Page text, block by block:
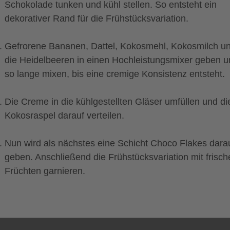
Schokolade tunken und kühl stellen. So entsteht ein
dekorativer Rand für die Frühstücksvariation.
Gefrorene Bananen, Dattel, Kokosmehl, Kokosmilch
die Heidelbeeren in einen Hochleistungsmixer geben
so lange mixen, bis eine cremige Konsistenz entsteht.
Die Creme in die kühlgestellten Gläser umfüllen und
Kokosraspel darauf verteilen.
Nun wird als nächstes eine Schicht Choco Flakes
geben. Anschließend die Frühstücksvariation mit
Früchten garnieren.